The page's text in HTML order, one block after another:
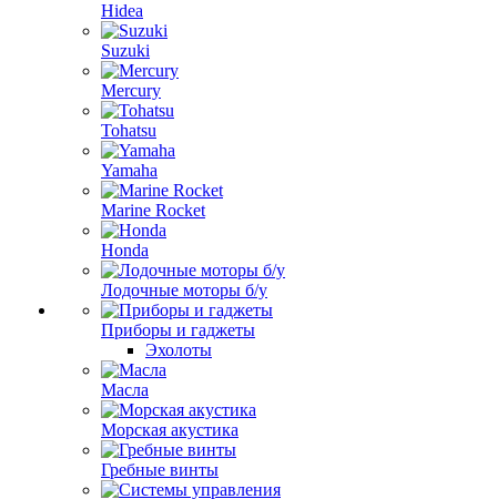
Hidea
Suzuki
Mercury
Tohatsu
Yamaha
Marine Rocket
Honda
Лодочные моторы б/у
Приборы и гаджеты
Эхолоты
Масла
Морская акустика
Гребные винты